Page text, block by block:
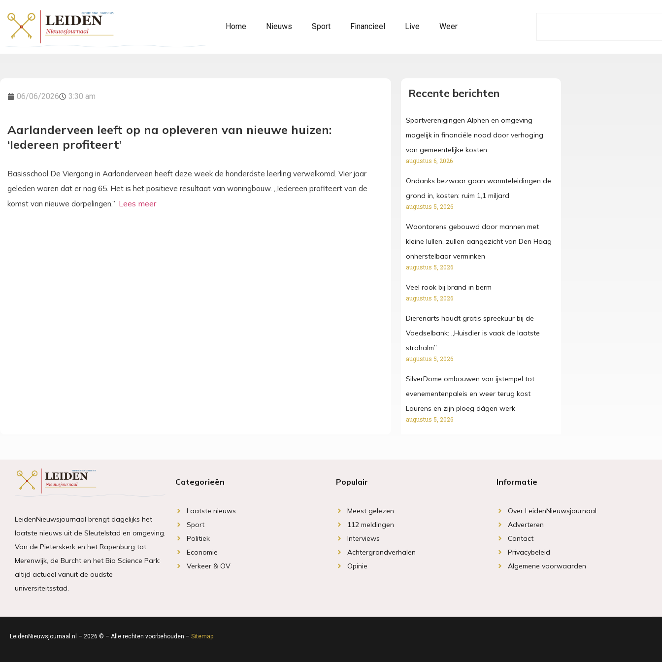
Home Nieuws Sport Financieel Live Weer
06/06/2026 3:30 am
Aarlanderveen leeft op na opleveren van nieuwe huizen:
‘Iedereen profiteert’
Basisschool De Viergang in Aarlanderveen heeft deze week de honderdste leerling verwelkomd. Vier jaar
geleden waren dat er nog 65. Het is het positieve resultaat van woningbouw. „Iedereen profiteert van de
komst van nieuwe dorpelingen.”
Recente berichten
Sportverenigingen Alphen en omgeving
mogelijk in financiële nood door verhoging
van gemeentelijke kosten
augustus 6, 2026
Ondanks bezwaar gaan warmteleidingen de
grond in, kosten: ruim 1,1 miljard
augustus 5, 2026
Woontorens gebouwd door mannen met
kleine lullen, zullen aangezicht van Den Haag
onherstelbaar verminken
augustus 5, 2026
Veel rook bij brand in berm
augustus 5, 2026
Dierenarts houdt gratis spreekuur bij de
Voedselbank: „Huisdier is vaak de laatste
strohalm”
augustus 5, 2026
SilverDome ombouwen van ijstempel tot
evenementenpaleis en weer terug kost
Laurens en zijn ploeg dágen werk
augustus 5, 2026
LeidenNieuwsjournaal brengt dagelijks het
laatste nieuws uit de Sleutelstad en omgeving.
Van de Pieterskerk en het Rapenburg tot
Merenwijk, de Burcht en het Bio Science Park:
altijd actueel vanuit de oudste
universiteitsstad.
Categorieën
Laatste nieuws
Sport
Politiek
Economie
Verkeer & OV
Populair
Meest gelezen
112 meldingen
Interviews
Achtergrondverhalen
Opinie
Informatie
Over LeidenNieuwsjournaal
Adverteren
Contact
Privacybeleid
Algemene voorwaarden
LeidenNieuwsjournaal.nl – 2026 © – Alle rechten voorbehouden – Sitemap